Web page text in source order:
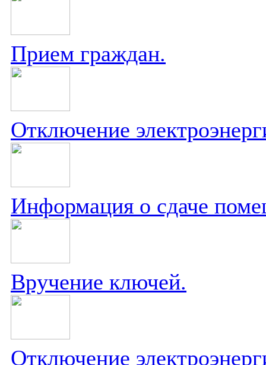
Прием граждан.
Отключение
Информация о сдаче
Вручение ключей.
Отключение